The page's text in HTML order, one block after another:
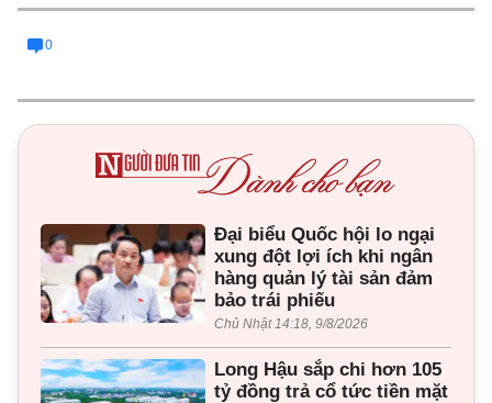
0
Đại biểu Quốc hội lo ngại
xung đột lợi ích khi ngân
hàng quản lý tài sản đảm
bảo trái phiếu
Chủ Nhật 14:18, 9/8/2026
Long Hậu sắp chi hơn 105
tỷ đồng trả cổ tức tiền mặt